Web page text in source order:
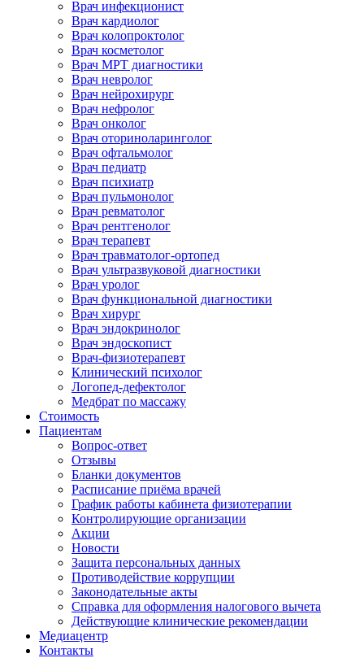
Врач инфекционист
Врач кардиолог
Врач колопроктолог
Врач косметолог
Врач МРТ диагностики
Врач невролог
Врач нейрохирург
Врач нефролог
Врач онколог
Врач оториноларинголог
Врач офтальмолог
Врач педиатр
Врач психиатр
Врач пульмонолог
Врач ревматолог
Врач рентгенолог
Врач терапевт
Врач травматолог-ортопед
Врач ультразвуковой диагностики
Врач уролог
Врач функциональной диагностики
Врач хирург
Врач эндокринолог
Врач эндоскопист
Врач-физиотерапевт
Клинический психолог
Логопед-дефектолог
Медбрат по массажу
Стоимость
Пациентам
Вопрос-ответ
Отзывы
Бланки документов
Расписание приёма врачей
График работы кабинета физиотерапии
Контролирующие организации
Акции
Новости
Защита персональных данных
Противодействие коррупции
Законодательные акты
Справка для оформления налогового вычета
Действующие клинические рекомендации
Медиацентр
Контакты